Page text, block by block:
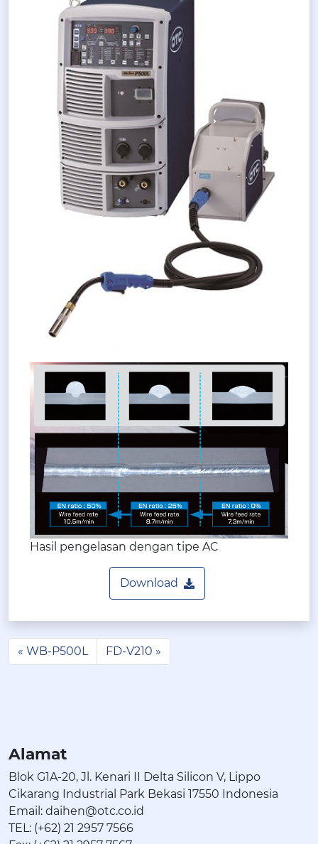
Hasil pengelasan dengan tipe AC
Download
WB-P500L FD-V210
Alamat
Blok G1A-20, Jl. Kenari II Delta Silicon V, Lippo
Cikarang Industrial Park Bekasi 17550 Indonesia
Email: daihen@otc.co.id
TEL: (+62) 21 2957 7566